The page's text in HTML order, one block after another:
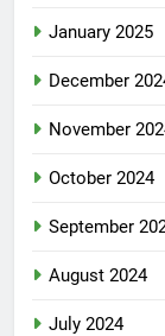
January 2025
December
November
October 2024
September
August 2024
July 2024